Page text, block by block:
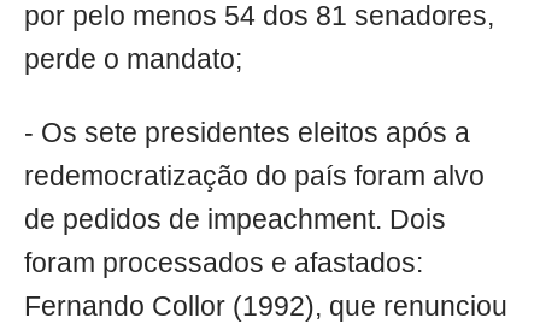
por pelo menos 54 dos 81 senadores,
perde o mandato;
- Os sete presidentes eleitos após a
redemocratização do país foram alvo
de pedidos de impeachment. Dois
foram processados e afastados:
Fernando Collor (1992), que renunciou